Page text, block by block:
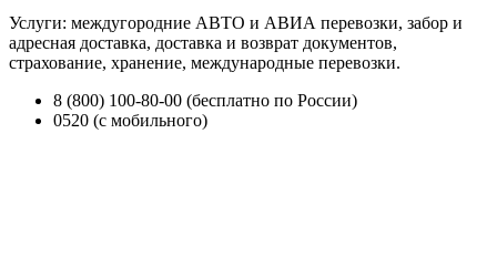
Услуги: междугородние АВТО и АВИА перевозки, забор и
адресная доставка, доставка и возврат документов,
страхование, хранение, международные перевозки.
8 (800) 100-80-00 (бесплатно по России)
0520 (с мобильного)